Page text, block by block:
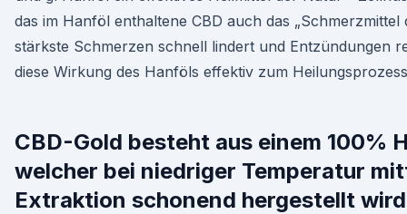
das im Hanföl enthaltene CBD auch das „Schmerzmittel
stärkste Schmerzen schnell lindert und Entzündungen
diese Wirkung des Hanföls effektiv zum
CBD-Gold besteht aus einem 100%
welcher bei niedriger Temperatur
Extraktion schonend hergestellt